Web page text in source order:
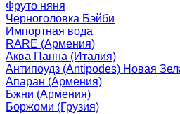
Фруто няня
Черноголовка Бэйби
Импортная вода
RARE (Армения)
Аква Панна (Италия)
Антипоудз (Antipodes) Новая
Апаран (Армения)
Бжни (Армения)
Боржоми (Грузия)